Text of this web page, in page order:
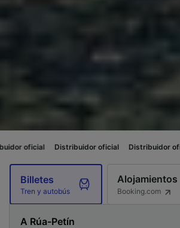
Distribuidor oficial Distribuidor oficial
Billetes
Tren y autobús
Alojamientos
Booking.com